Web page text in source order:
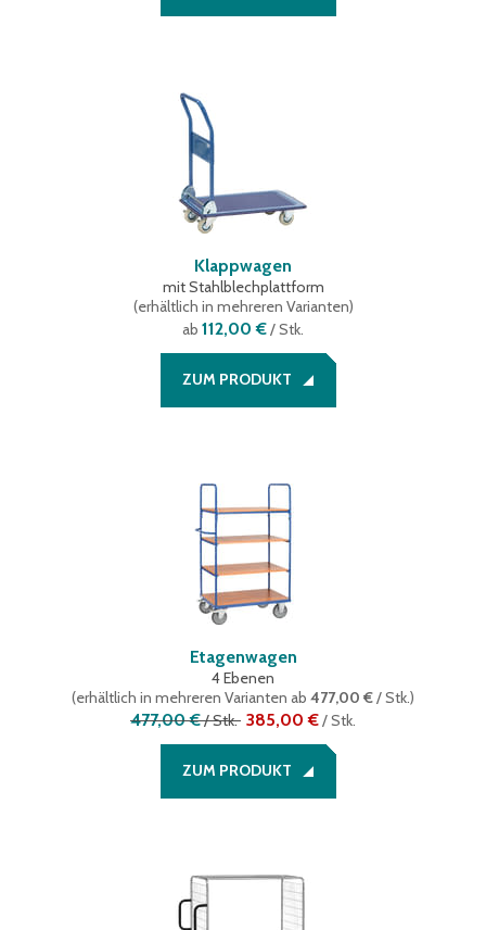
Klappwagen
mit Stahlblechplattform
(erhältlich in mehreren Varianten)
ab 112,00 €/ Stk.
ZUM PRODUKT
Etagenwagen
4 Ebenen
(erhältlich in mehreren Varianten ab 477,00 €/ Stk.)
477,00 €/Stk. 385,00 €/Stk.
ZUM PRODUKT